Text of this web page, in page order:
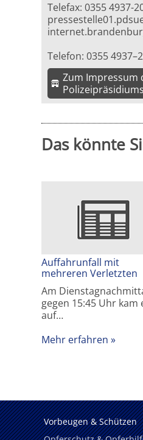
Telefax: 0355 4937-
Telefon: 0355
Zum Impressum
Polizeipräsidiums
Das könnte
Auffahrunfall mit
mehreren Verletzten
Am
gegen 15:45 Uhr kam
auf…
Mehr erfahren
Vorbeugen & Schützen